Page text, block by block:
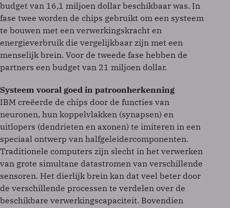
budget van 16,1 miljoen dollar beschikbaar was. In
fase twee worden de chips gebruikt om een systeem
te bouwen met een verwerkingskracht en
energieverbruik die vergelijkbaar zijn met een
menselijk brein. Voor de tweede fase hebben de
partners een budget van 21 miljoen dollar.
Systeem vooral goed in patroonherkenning
IBM creëerde de chips door de functies van
neuronen, hun koppelvlakken (synapsen) en
uitlopers (dendrieten en axonen) te imiteren in een
speciaal ontwerp van halfgeleidercomponenten.
Traditionele computers zijn slecht in het verwerken
van grote simultane datastromen van verschillende
sensoren. Het dierlijk brein kan dat veel beter door
de verschillende processen te verdelen over de
beschikbare verwerkingscapaciteit. Bovendien